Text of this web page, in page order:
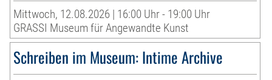
Mittwoch, 12.08.2026 | 16:00 Uhr - 19:00 Uhr
GRASSI Museum für Angewandte Kunst
Schreiben im Museum: Intime Archive